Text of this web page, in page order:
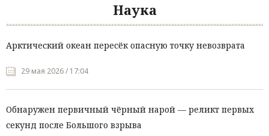
Наука
Арктический океан пересёк опасную точку невозврата
29 мая 2026 / 17:04
Обнаружен первичный чёрный нарой — реликт первых
секунд после Большого взрыва